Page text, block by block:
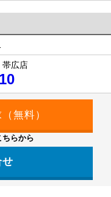
広店
ちらから
せ